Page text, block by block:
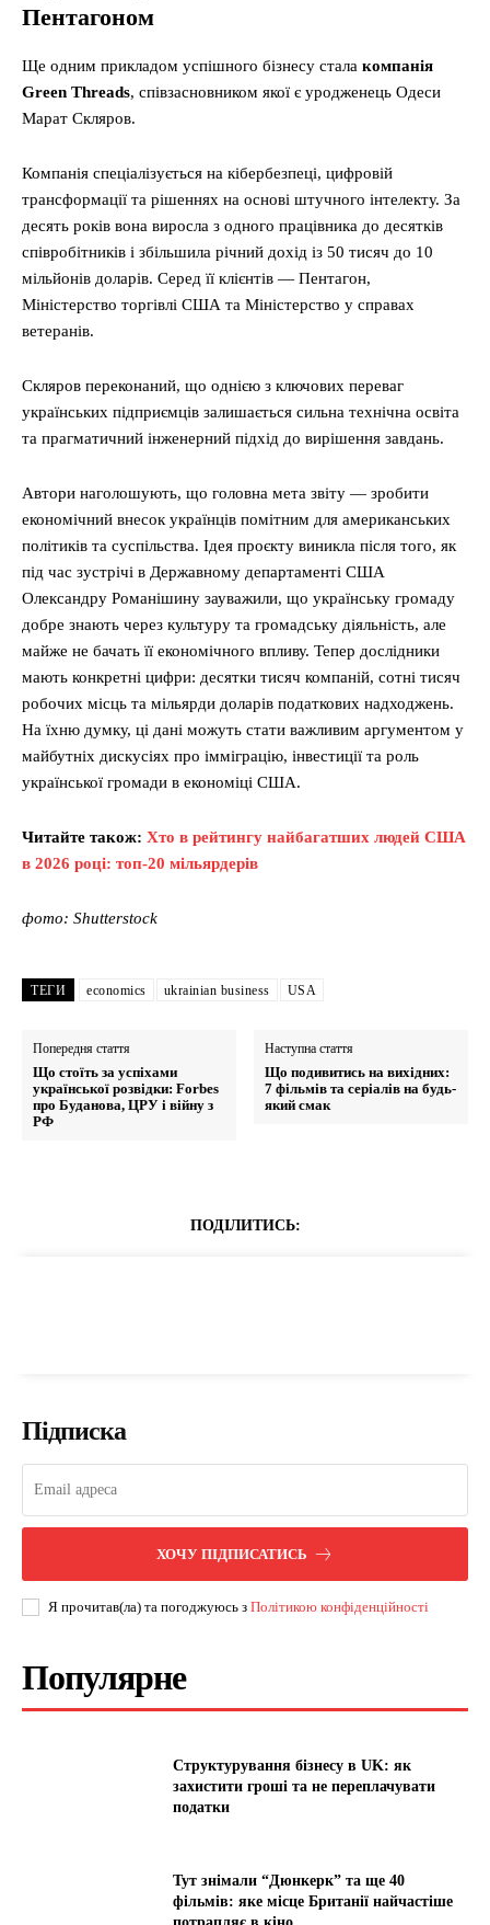
Пентагоном
Ще одним прикладом успішного бізнесу стала компанія
Green Threads, співзасновником якої є уродженець Одеси
Марат Скляров.
Компанія спеціалізується на кібербезпеці, цифровій
трансформації та рішеннях на основі штучного інтелекту. За
десять років вона виросла з одного працівника до десятків
співробітників і збільшила річний дохід із 50 тисяч до 10
мільйонів доларів. Серед її клієнтів — Пентагон,
Міністерство торгівлі США та Міністерство у справах
ветеранів.
Скляров переконаний, що однією з ключових переваг
українських підприємців залишається сильна технічна освіта
та прагматичний інженерний підхід до вирішення завдань.
Автори наголошують, що головна мета звіту — зробити
економічний внесок українців помітним для американських
політиків та суспільства. Ідея проєкту виникла після того, як
під час зустрічі в Державному департаменті США
Олександру Романішину зауважили, що українську громаду
добре знають через культуру та громадську діяльність, але
майже не бачать її економічного впливу. Тепер дослідники
мають конкретні цифри: десятки тисяч компаній, сотні тисяч
робочих місць та мільярди доларів податкових надходжень.
На їхню думку, ці дані можуть стати важливим аргументом у
майбутніх дискусіях про імміграцію, інвестиції та роль
української громади в економіці США.
Читайте також: Хто в рейтингу найбагатших людей США
в 2026 році: топ-20 мільярдерів
фото: Shutterstock
ТЕГИ economics ukrainian business USA
Попередня стаття
Що стоїть за успіхами
української розвідки: Forbes
про Буданова, ЦРУ і війну з
РФ
Наступна стаття
Що подивитись на вихідних:
7 фільмів та серіалів на будь-
який смак
ПОДІЛИТИСЬ:
Підписка
ХОЧУ ПІДПИСАТИСЬ
Я прочитав(ла) та погоджуюсь з Політикою конфіденційності
Популярне
Структурування бізнесу в UK: як
захистити гроші та не переплачувати
податки
Тут знімали “Дюнкерк” та ще 40
фільмів: яке місце Британії найчастіше